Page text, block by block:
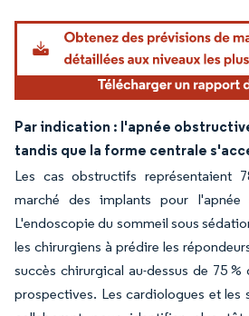
Par indication : l'apnée
tandis que la forme centrale
Les cas obstructifs représentaient
marché des implants pour
L'endoscopie du sommeil sous
les chirurgiens à prédire les
succès chirurgical au-dessus de 75
prospectives. Les cardiologues et les